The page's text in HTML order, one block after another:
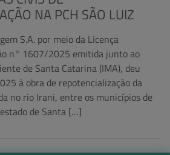
NA PCH SÃO LUIZ
S.A. por meio da Licença
n° 1607/2025 emitida junto ao
de Santa Catarina (IMA), deu
à obra de repotencialização da
no rio Irani, entre os municípios de
de Santa […]